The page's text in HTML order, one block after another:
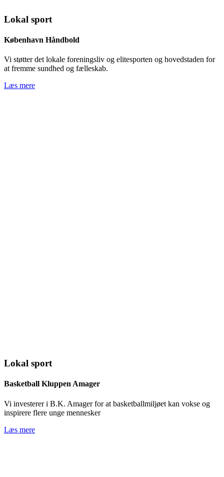
Lokal sport
København Håndbold
Vi støtter det lokale foreningsliv og elitesporten og hovedstaden for
at fremme sundhed og fælleskab.
Læs mere
Lokal sport
Basketball Kluppen Amager
Vi investerer i B.K. Amager for at basketballmiljøet kan vokse og
inspirere flere unge mennesker
Læs mere